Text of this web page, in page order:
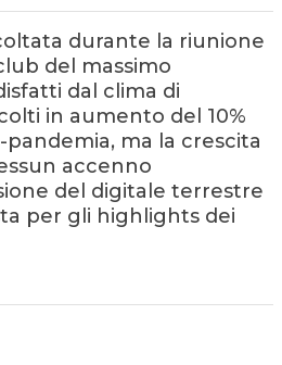
durante la riunione
del massimo
dal clima di
in aumento del 10%
ma la crescita
accenno
del digitale terrestre
per gli highlights dei